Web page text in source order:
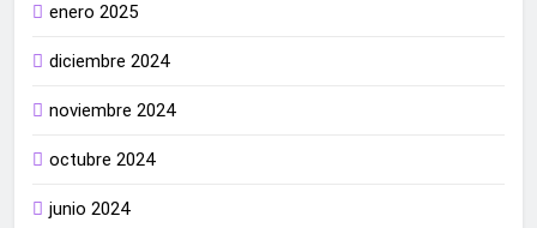
enero 2025
diciembre 2024
noviembre 2024
octubre 2024
junio 2024